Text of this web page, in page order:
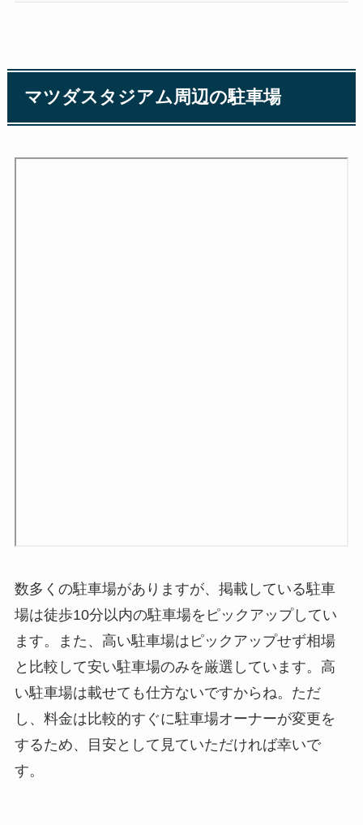
マツダスタジアム周辺の駐車場
数多くの駐車場がありますが、掲載している駐車
場は徒歩10分以内の駐車場をピックアップしてい
ます。また、高い駐車場はピックアップせず相場
と比較して安い駐車場のみを厳選しています。高
い駐車場は載せても仕方ないですからね。ただ
し、料金は比較的すぐに駐車場オーナーが変更を
するため、目安として見ていただければ幸いで
す。